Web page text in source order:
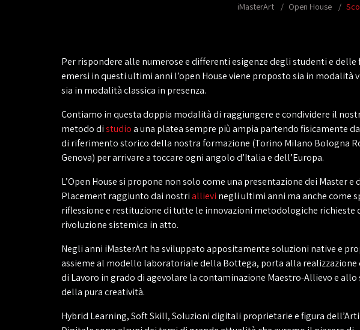
iMasterArt Open House
Per rispondere alle numerose e differenti esigenze degli studenti e
emersi in questi ultimi anni l’open House viene proposto sia in modalità
sia in modalità classica in presenza.
Contiamo in questa doppia modalità di raggiungere e condividere il
metodo distudioa una platea sempre più ampia partendo fisicamente
di riferimento storico della nostra formazione (Torino Milano Bologna
Genova) per arrivare a toccare ogni angolo d’Italia e dell’Europa.
L’Open House si propone non solo come una presentazione dei Master e
Placement raggiunto dai nostriallievi negli ultimi anni ma anche come
riflessione e restituzione di tutte le innovazioni metodologiche richieste
rivoluzione sistemica in atto.
Negli anni iMasterArt ha sviluppato appositamente soluzioni native e
assieme al modello laboratoriale della Bottega, porta alla realizzazione
di Lavoro in grado di agevolare la contaminazione Maestro-Allievo e allo
della pura creatività.
Hybrid Learning, Soft Skill, Soluzioni digitali proprietarie e figura